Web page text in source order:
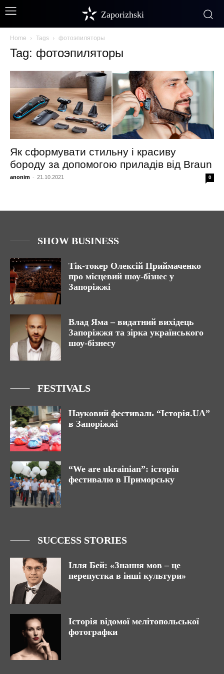
Zaporizhski
Home Tags фотоэпиляторы
Tag: фотоэпиляторы
Як сформувати стильну і красиву
бороду за допомогою приладів від Braun
anonim - 21.10.2021 0
SHOW BUSINESS
Тік-токер Олексій Приймаченко
про місцевий шоу-бізнес у
Запоріжжі
Влад Яма – видатний вихідець
Запоріжжя та зірка українського
шоу-бізнесу
FESTIVALS
Науковий фестиваль “Історія.UA”
в Запоріжжі
“We are ukrainian”: історія
фестивалю в Приморську
SUCCESS STORIES
Ілля Бей: «Знання мов – це
перепустка в інші культури»
Історія відомої мелітопольської
фотографки